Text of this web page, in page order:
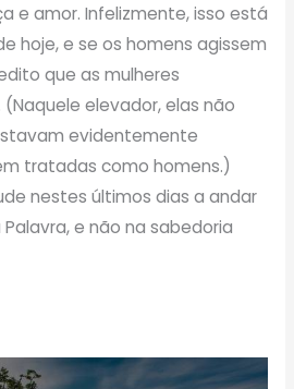
e amor. Infelizmente, isso está
hoje, e se os homens agissem
que as mulheres
elevador, elas não
evidentemente
tratadas como homens.)
nestes últimos dias a andar
e não na sabedoria